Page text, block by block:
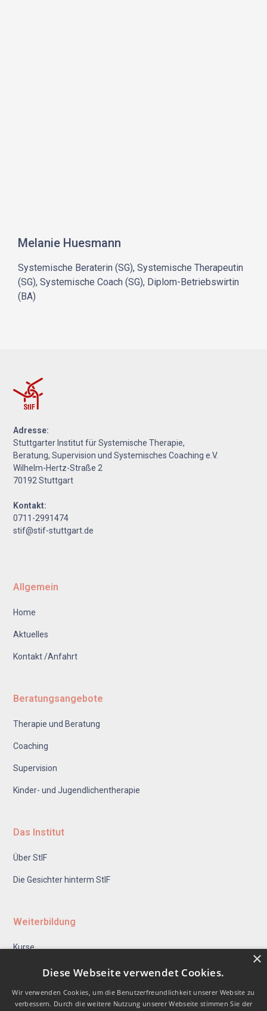
Melanie Huesmann
Systemische Beraterin (SG), Systemische Therapeutin
(SG), Systemische Coach (SG), Diplom-Betriebswirtin
(BA)
Adresse:
Stuttgarter Institut für Systemische Therapie,
Beratung, Supervision und Systemisches Coaching e.V.
Wilhelm-Hertz-Straße 2
70192 Stuttgart
Kontakt:
0711-2991474
stif@stif-stuttgart.de
Allgemein
Home
Aktuelles
Kontakt /Anfahrt
Beratungsangebote
Therapie und Beratung
Coaching
Supervision
Kinder- und Jugendlichentherapie
Das Institut
Über StIF
Die Gesichter hinterm StIF
Weiterbildung
Kurse
Seminare
Kursbereich
×
Diese Webseite verwendet Cookies.
Wir verwenden Cookies, um die Benutzerfreundlichkeit unserer Website zu
verbessern. Durch die weitere Nutzung unserer Webseite stimmen Sie der